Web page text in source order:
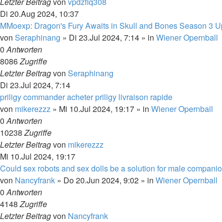
Di 20.Aug 2024, 10:37
MMoexp: Dragon's Fury Awaits in Skull and Bones Season 3
von Seraphinang » Di 23.Jul 2024, 7:14 » in Wiener Opernball
0Antworten
8086Zugriffe
Letzter Beitragvon Seraphinang
Di 23.Jul 2024, 7:14
priligy commander acheter priligy livraison rapide
von mikerezzz » Mi 10.Jul 2024, 19:17 » in Wiener Opernball
0Antworten
10238Zugriffe
Letzter Beitragvon mikerezzz
Mi 10.Jul 2024, 19:17
Could sex robots and sex dolls be a solution for male
von Nancyfrank » Do 20.Jun 2024, 9:02 » in Wiener Opernball
0Antworten
4148Zugriffe
Letzter Beitragvon Nancyfrank